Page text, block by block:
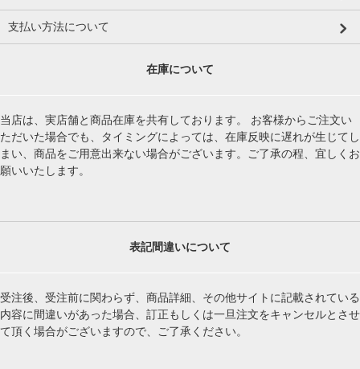
支払い方法について
在庫について
当店は、実店舗と商品在庫を共有しております。 お客様からご注文い
ただいた場合でも、タイミングによっては、在庫反映に遅れが生じてし
まい、商品をご用意出来ない場合がございます。ご了承の程、宜しくお
願いいたします。
表記間違いについて
受注後、受注前に関わらず、商品詳細、その他サイトに記載されている
内容に間違いがあった場合、訂正もしくは一旦注文をキャンセルとさせ
て頂く場合がございますので、ご了承ください。